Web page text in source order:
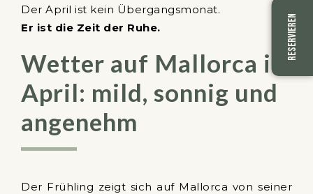
RESERVIEREN
Der April ist kein Übergangsmonat.
Er ist die Zeit der Ruhe.
Wetter auf Mallorca im
April: mild, sonnig und
angenehm
Der Frühling zeigt sich auf Mallorca von seiner